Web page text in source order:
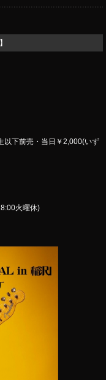
以下前売・当日￥2,000(いず
火曜休)